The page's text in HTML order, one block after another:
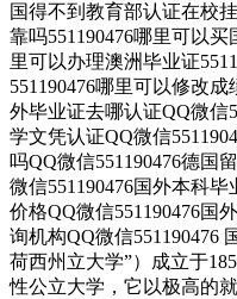
国得不到教育部认证在校
靠吗551190476哪里可以
里可以办理澳洲毕业证
551190476哪里可以修改
外毕业证去哪认证QQ微信
学文凭认证QQ微信
吗QQ微信551190476德国
微信551190476国外本科
价格QQ微信551190476国
询机构QQ微信551190476
荷西州立大学”）成立于
性公立大学，它以极高的